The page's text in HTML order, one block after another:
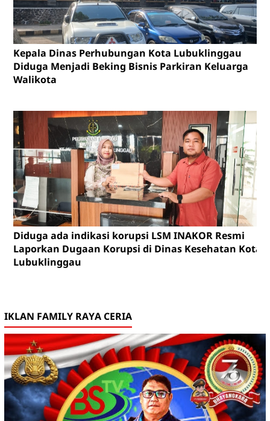
Kepala Dinas Perhubungan Kota Lubuklinggau
Diduga Menjadi Beking Bisnis Parkiran Keluarga
Walikota
Diduga ada indikasi korupsi LSM INAKOR Resmi
Laporkan Dugaan Korupsi di Dinas Kesehatan Kota
Lubuklinggau
IKLAN FAMILY RAYA CERIA